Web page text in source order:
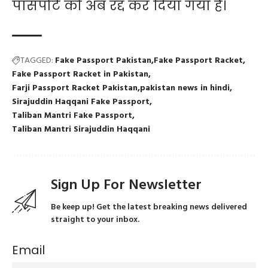
पासपोर्ट को अब रद्द कर दिया गया है।
TAGGED: Fake Passport Pakistan Fake Passport Racket
Fake Passport Racket in Pakistan
Farji Passport Racket Pakistan pakistan news in hindi
Sirajuddin Haqqani Fake Passport
Taliban Mantri Fake Passport
Taliban Mantri Sirajuddin Haqqani
Sign Up For Newsletter
Be keep up! Get the latest breaking news delivered
straight to your inbox.
Email